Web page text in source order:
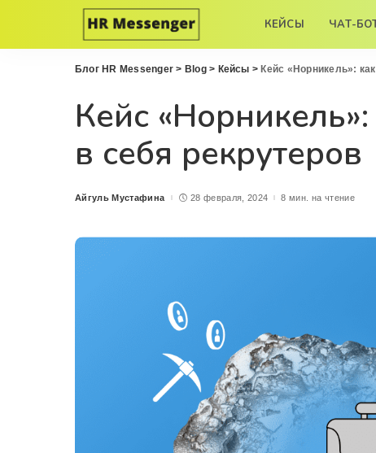
КЕЙСЫ ЧАТ-
Блог HR Messenger > Blog> Кейсы > Кейс «Норникель»:
Кейс
в себя рекрутеров
Posted
Айгуль Мустафина 28 февраля, 2024 8 мин. на чтение